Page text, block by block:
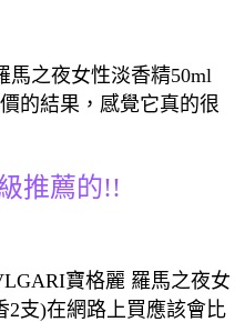
馬之夜女性淡香精50ml
的結果，感覺它真的很
推薦的!!
寶格麗 羅馬之夜女
2支)在網路上買應該會比